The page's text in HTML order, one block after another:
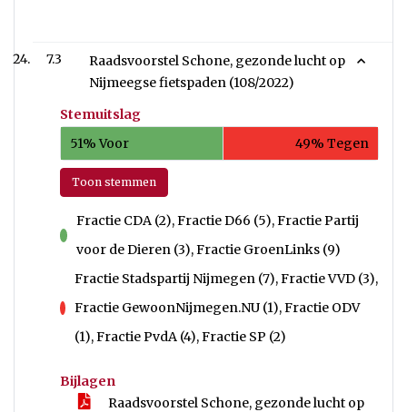
7.3
Raadsvoorstel Schone, gezonde lucht op
Nijmeegse fietspaden (108/2022)
Stemuitslag
51% Voor
49% Tegen
Toon stemmen
voor
Fractie CDA (2), Fractie D66 (5), Fractie Partij
voor de Dieren (3), Fractie GroenLinks (9)
Fractie Stadspartij Nijmegen (7), Fractie VVD (3),
Fractie GewoonNijmegen.NU (1), Fractie ODV
(1), Fractie PvdA (4), Fractie SP (2)
Bijlagen
Raadsvoorstel Schone, gezonde lucht op